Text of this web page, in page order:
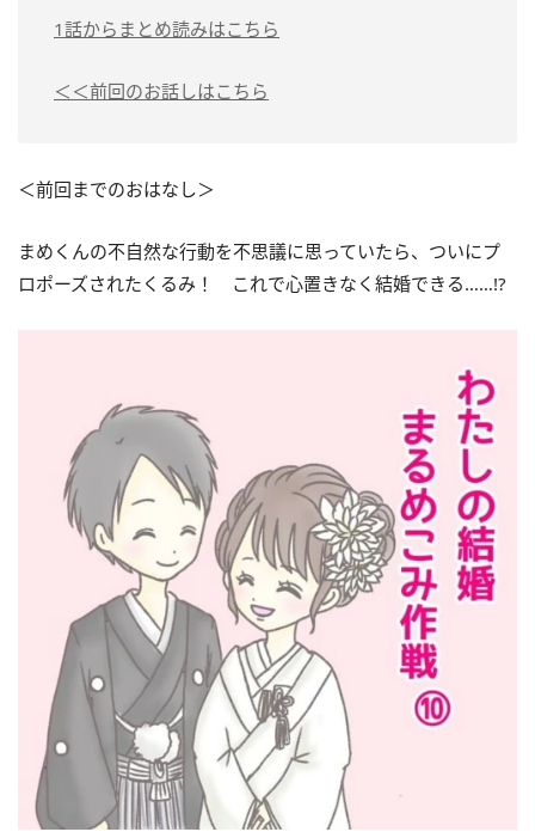
1話からまとめ読みはこちら
＜＜前回のお話しはこちら
＜前回までのおはなし＞
まめくんの不自然な行動を不思議に思っていたら、ついにプ
ロポーズされたくるみ！ これで心置きなく結婚できる……!?